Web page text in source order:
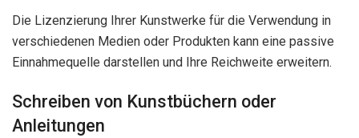
Die Lizenzierung Ihrer Kunstwerke für die Verwendung in
verschiedenen Medien oder Produkten kann eine passive
Einnahmequelle darstellen und Ihre Reichweite erweitern.
Schreiben von Kunstbüchern oder
Anleitungen